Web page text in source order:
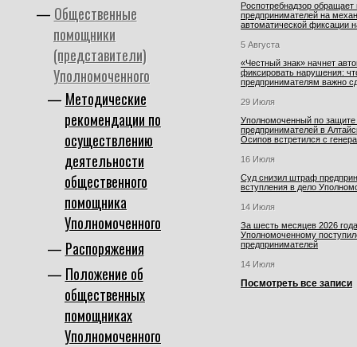
Общественные
помощники
(представители)
Уполномоченного
Методические
рекомендации по
осуществлению
деятельности
общественного
помощника
Уполномоченного
Распоряжения
Положение об
общественных
помощниках
Уполномоченного
Роспотребнадзор
предпринимателей на
автоматической фиксации
5 Августа
«Честный знак» начнет
фиксировать нарушения:
предпринимателям важно
29 Июля
Уполномоченный по защите
предпринимателей в
Осипов встретился с
16 Июля
Суд снизил штраф
вступления в дело
14 Июля
За шесть месяцев 2026
Уполномоченному
предпринимателей
14 Июля
Посмотреть все записи